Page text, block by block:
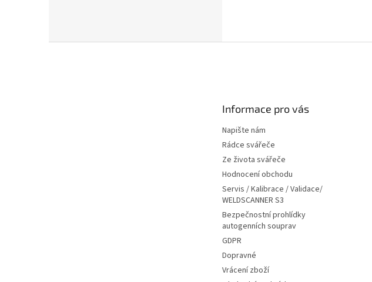
Informace pro vás
Napište nám
Rádce svářeče
Ze života svářeče
Hodnocení obchodu
Servis / Kalibrace / Validace/
WELDSCANNER S3
Bezpečnostní prohlídky
autogenních souprav
GDPR
Dopravné
Vrácení zboží